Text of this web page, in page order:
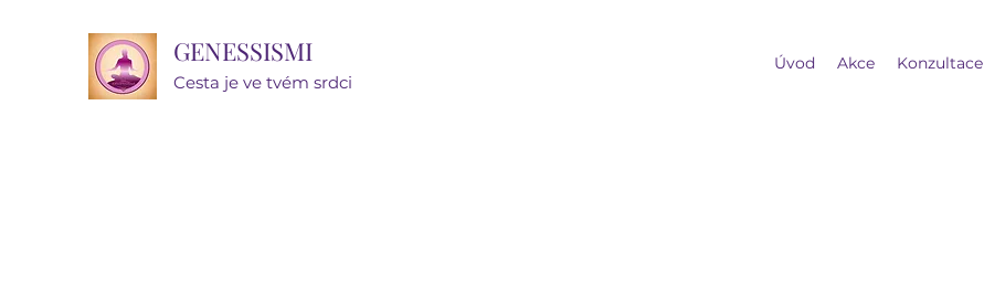
GENESSISMI
Cesta je ve tvém srdci
Úvod Akce Konzultace